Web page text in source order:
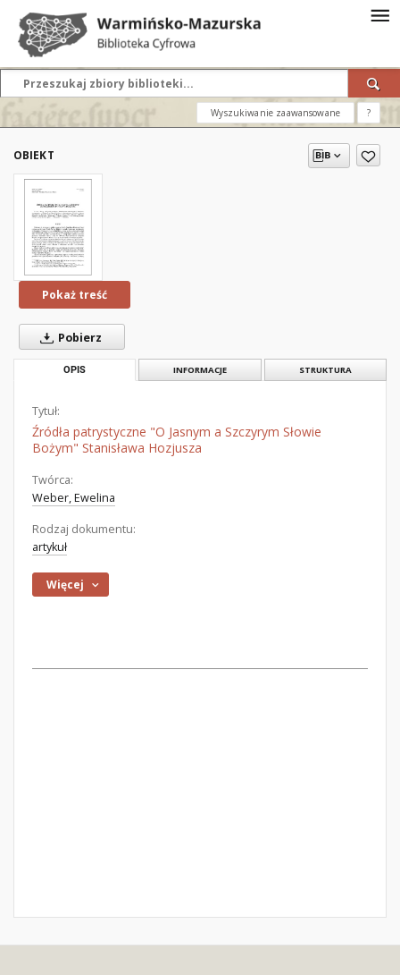
Wyszukiwanie zaawansowane ?
OBIEKT
Pokaż treść
Pobierz
OPIS INFORMACJE STRUKTURA
Tytuł:
Źródła patrystyczne "O Jasnym a Szczyrym Słowie
Bożym" Stanisława Hozjusza
Twórca:
Weber, Ewelina
Rodzaj dokumentu:
artykuł
Więcej